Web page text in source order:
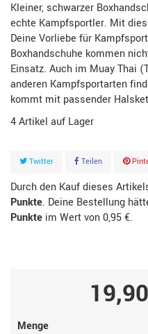
Kleiner, schwarzer
echte Kampfsportler. Mit
Deine Vorliebe für
Boxhandschuhe kommen
Einsatz. Auch im Muay Thai
anderen Kampfsportarten
kommt mit passender
4Artikel
Twitter Teilen
Durch den Kauf dieses
Punkte. Deine Bestellung
Punkte im Wert von0,95 €.
Menge